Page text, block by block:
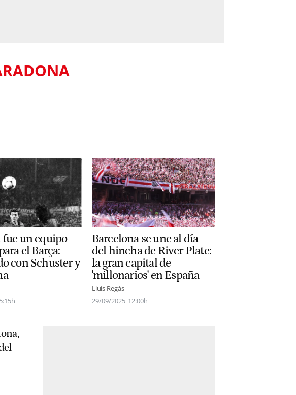
fue un equipo
el Barça:
con Schuster y
Barcelona se une al día
del hincha de River Plate:
la gran capital de
'millonarios' en España
Lluís Regàs
29/09/2025 12:00h